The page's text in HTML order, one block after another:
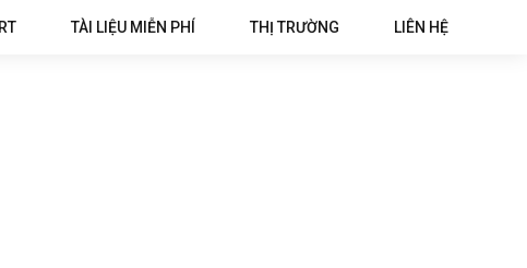
TÀI LIỆU MIỄN PHÍ THỊ TRƯỜNG LIÊN HỆ